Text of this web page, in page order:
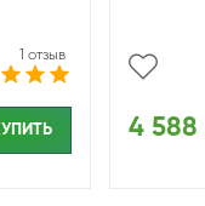
1 отзыв
4 588